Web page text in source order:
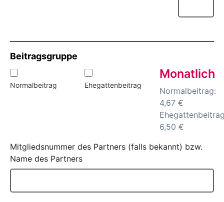
Beitragsgruppe
Normalbeitrag Ehegattenbeitrag
Monatlich
Normalbeitrag:
4,67 €
6,50 €
Mitgliedsnummer des Partners (falls bekannt) bzw.
Name des Partners